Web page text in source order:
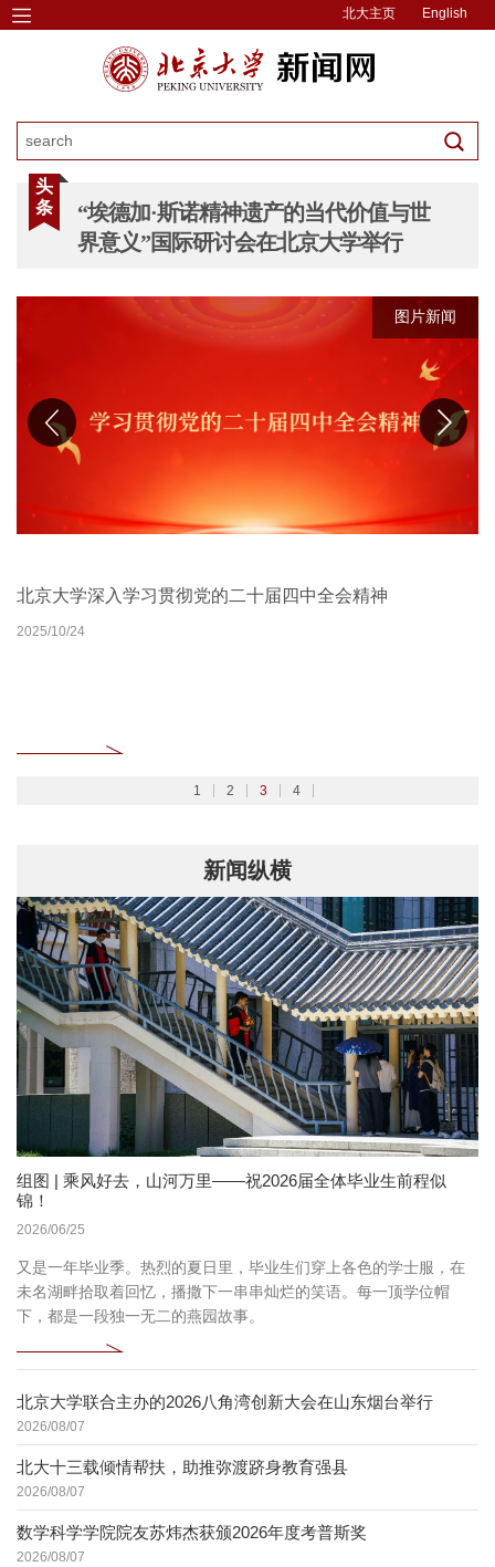
北大主页 English
头
条
“埃德加·斯诺精神遗产的当代价值与世
界意义”国际研讨会在北京大学举行
图片新闻
北京大学扎实开展树立和践行正确政绩观学习教育
2026/02/27
图片新闻
2026北京大学管理质效年
2026/03/30
图片新闻
北京大学深入学习贯彻党的二十届四中全会精神
2025/10/24
图片新闻
聚焦2026全国两会
2026/03/06
1 2 3 4
新闻纵横
组图 | 乘风好去，山河万里——祝2026届全体毕业生前程似
锦！
2026/06/25
又是一年毕业季。热烈的夏日里，毕业生们穿上各色的学士服，在
未名湖畔拾取着回忆，播撒下一串串灿烂的笑语。每一顶学位帽
下，都是一段独一无二的燕园故事。
北京大学联合主办的2026八角湾创新大会在山东烟台举行
2026/08/07
北大十三载倾情帮扶，助推弥渡跻身教育强县
2026/08/07
数学科学学院院友苏炜杰获颁2026年度考普斯奖
2026/08/07